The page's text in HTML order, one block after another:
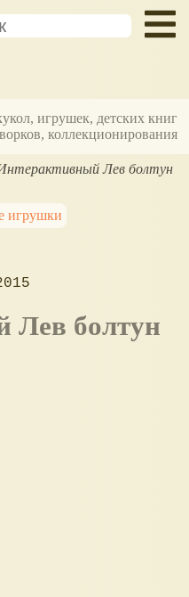
игрушек, детских книг
коллекционирования
Лев болтун
игрушки